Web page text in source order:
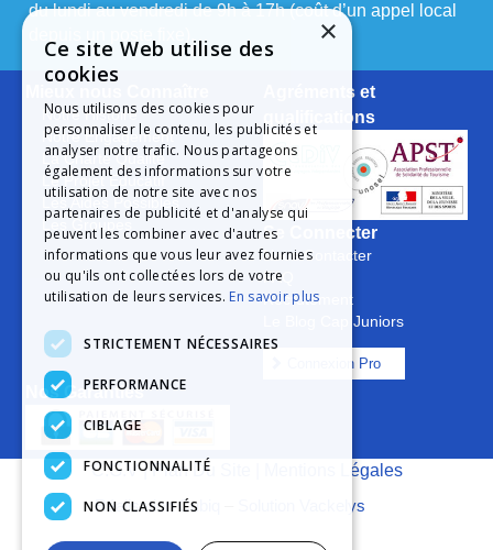
du lundi au vendredi de 9h à 17h (coût d’un appel local
Notre Histoire
Notre Engagement
La Charte Qualité
Le Projet Educatif
Les Aides Possibles
Les Groupes
Agréments et
qualifications
Se Connecter
Nous Contacter
FAQ
Recrutement
Le Blog Cap Juniors
Connexion Pro
Nos Garanties
C.G.V|Plan Du Site
Mentions Légales
Réalisation Cubiq
Solution Vackelys
×
Ce site Web utilise des
cookies
Nous utilisons des cookies pour
personnaliser le contenu, les publicités et
analyser notre trafic. Nous partageons
également des informations sur votre
utilisation de notre site avec nos
partenaires de publicité et d'analyse qui
peuvent les combiner avec d'autres
informations que vous leur avez fournies
ou qu'ils ont collectées lors de votre
utilisation de leurs services. En savoir plus
STRICTEMENT NÉCESSAIRES
PERFORMANCE
CIBLAGE
FONCTIONNALITÉ
NON CLASSIFIÉS